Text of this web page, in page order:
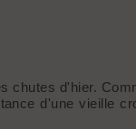
chutes d'hier.
d'une vieille